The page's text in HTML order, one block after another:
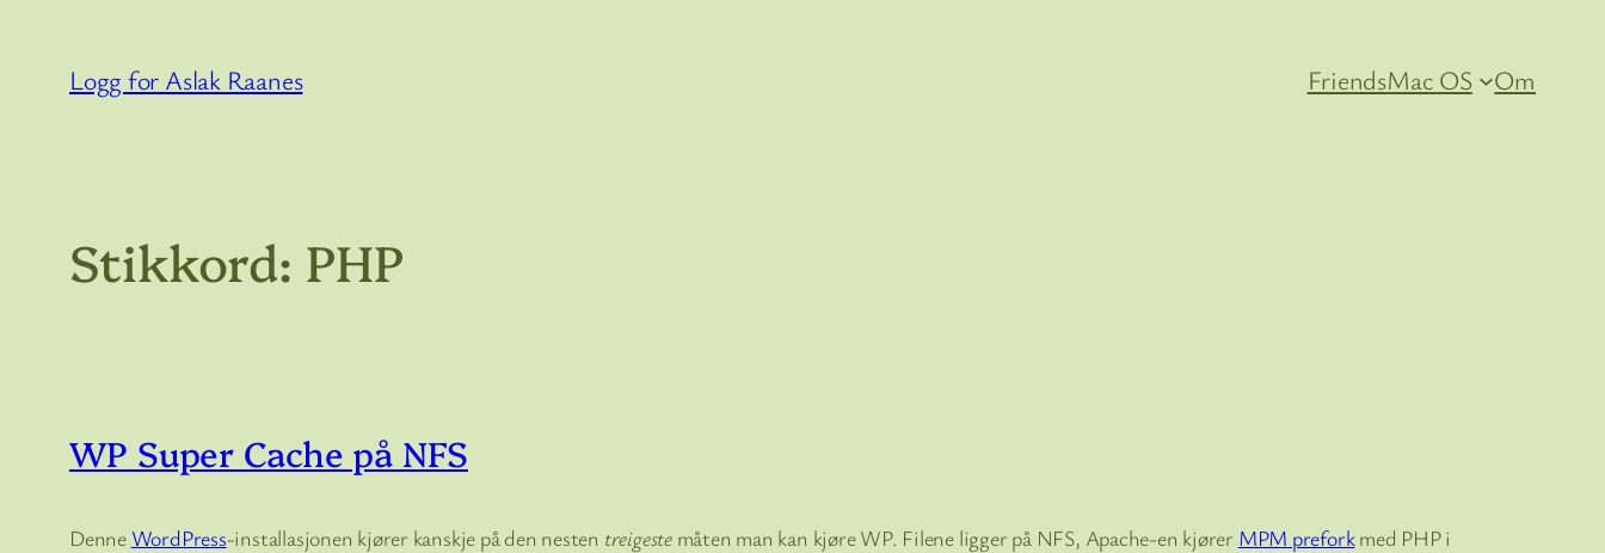
Logg for Aslak Raanes FriendsMac OS Om
Stikkord: PHP
WP Super Cache på NFS
Denne WordPress-installasjonen kjører kanskje på den nesten treigestemåten man kan kjøre WP. Filene ligger på NFS, Apache-en kjører MPM preforkmed PHP i